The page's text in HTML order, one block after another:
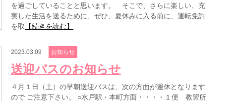
を過ごしていることと思います。 そこで、さらに楽しい、充
実した生活を送るために、ぜひ、夏休みに入る前に、運転免許
を取
【続きを読む】
2023.03.09 お知らせ
送迎バスのお知らせ
４月１日（土）の早朝送迎バスは、次の方面が運休となります
ので ご注意下さい。 ○水戸駅・本町方面・・・・１便 教習所